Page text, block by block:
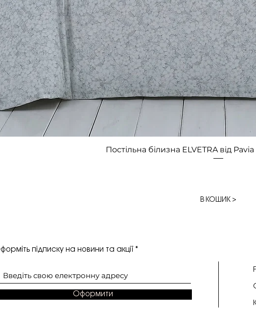
Швидкий перегляд
Постільна білизна ELVETRA від
В КОШИК >
підписку на новини та акції
Оформити